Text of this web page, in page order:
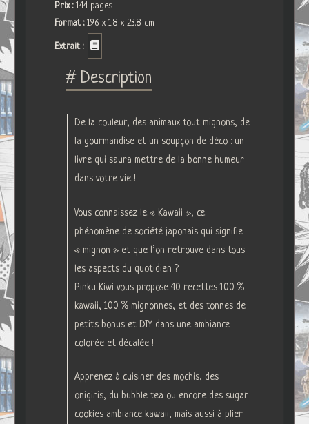
Prix :144 pages
Format :19.6 x 1.8 x 23.8 cm
Extrait :
# Description
De la couleur, des animaux tout mignons, de
la gourmandise et un soupçon de déco : un
livre qui saura mettre de la bonne humeur
dans votre vie !
Vous connaissez le « Kawaii », ce
phénomène de société japonais qui signifie
« mignon » et que l’on retrouve dans tous
les aspects du quotidien ?
Pinku Kiwi vous propose 40 recettes 100 %
kawaii, 100 % mignonnes, et des tonnes de
petits bonus et DIY dans une ambiance
colorée et décalée !
Apprenez à cuisiner des mochis, des
onigiris, du bubble tea ou encore des sugar
cookies ambiance kawaii, mais aussi à plier